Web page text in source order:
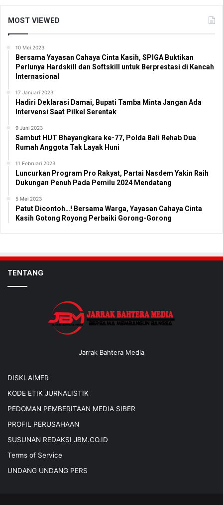
MOST VIEWED
10 Mei 2023
Bersama Yayasan Cahaya Cinta Kasih, SPIGA Buktikan
Perlunya Hardskill dan Softskill untuk Berprestasi di Kancah
Internasional
17 Januari 2023
Hadiri Deklarasi Damai, Bupati Tamba Minta Jangan Ada
Intervensi Saat Pilkel Serentak
9 Juni 2023
Sambut HUT Bhayangkara ke-77, Polda Bali Rehab Dua
Rumah Anggota Tak Layak Huni
11 Februari 2023
Luncurkan Program Pro Rakyat, Partai Nasdem Yakin Raih
Dukungan Penuh Pada Pemilu 2024 Mendatang
5 Mei 2023
Patut Dicontoh…! Bersama Warga, Yayasan Cahaya Cinta
Kasih Gotong Royong Perbaiki Gorong-Gorong
TENTANG
Jarrak Bahtera Media
DISKLAIMER
KODE ETIK JURNALISTIK
PEDOMAN PEMBERITAAN MEDIA SIBER
PROFIL PERUSAHAAN
SUSUNAN REDAKSI JBM.CO.ID
Terms of Service
UNDANG UNDANG PERS